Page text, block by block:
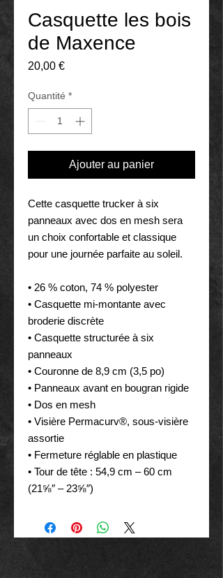
Casquette les bois
de Maxence
20,00 €Prix
Quantité *
Ajouter au panier
Cette casquette trucker à six
panneaux avec dos en mesh sera
un choix confortable et classique
pour une journée parfaite au soleil.
• 26 % coton, 74 % polyester
• Casquette mi-montante avec
broderie discrète
• Casquette structurée à six
panneaux
• Couronne de 8,9 cm (3,5 po)
• Panneaux avant en bougran rigide
• Dos en mesh
• Visière Permacurv®, sous-visière
assortie
• Fermeture réglable en plastique
• Tour de tête : 54,9 cm – 60 cm
(21⅝″ – 23⅝″)